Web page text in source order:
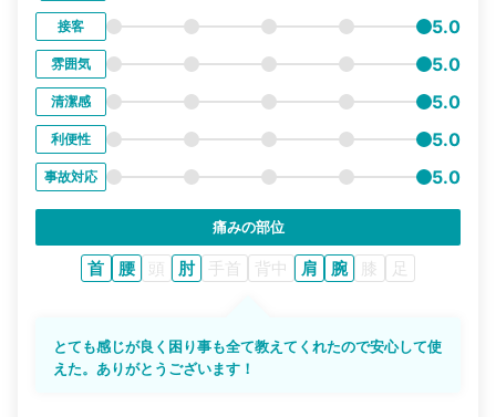
接客 5.0
雰囲気 5.0
清潔感 5.0
利便性 5.0
事故対応 5.0
痛みの部位
首 腰 頭 肘 手首 背中 肩 腕 膝 足
とても感じが良く困り事も全て教えてくれたので安心して使
えた。ありがとうございます！